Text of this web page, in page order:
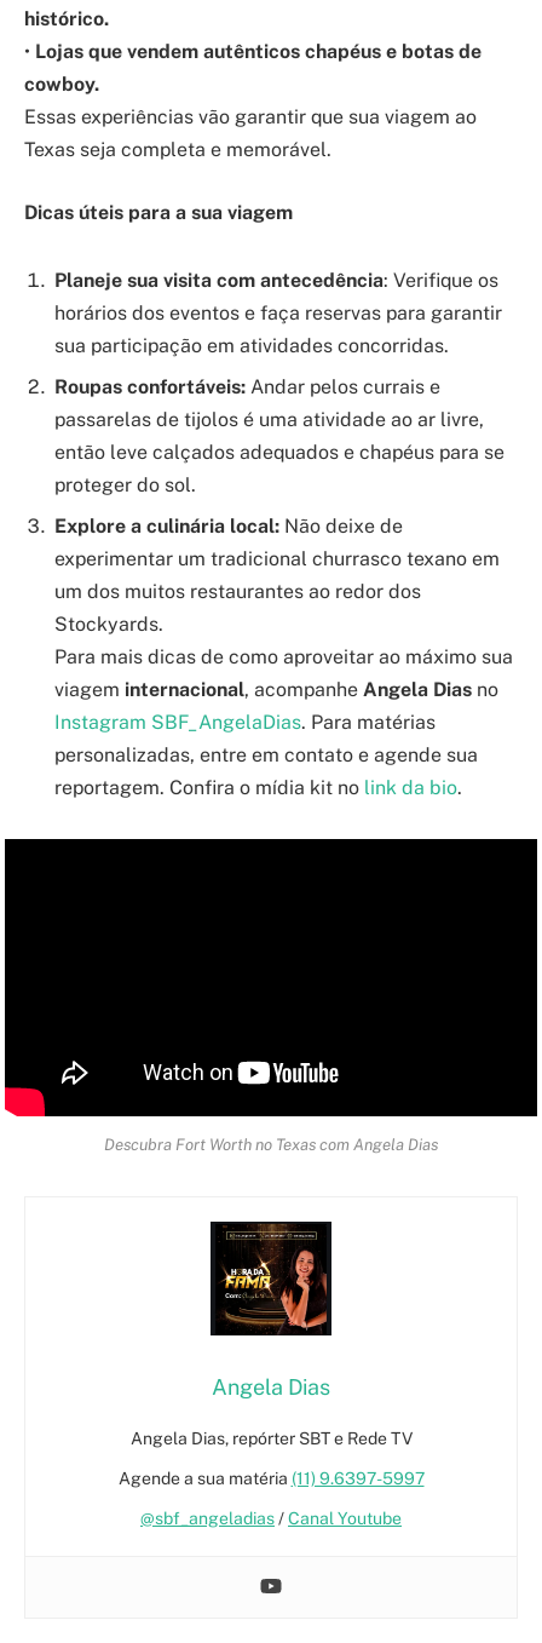
histórico.
• Lojas que vendem autênticos chapéus e botas de
cowboy.
Essas experiências vão garantir que sua viagem ao
Texas seja completa e memorável.
Dicas úteis para a sua viagem
Planeje sua visita com antecedência: Verifique os
horários dos eventos e faça reservas para garantir
sua participação em atividades concorridas.
Roupas confortáveis: Andar pelos currais e
passarelas de tijolos é uma atividade ao ar livre,
então leve calçados adequados e chapéus para se
proteger do sol.
Explore a culinária local: Não deixe de
experimentar um tradicional churrasco texano em
um dos muitos restaurantes ao redor dos
Stockyards.
Para mais dicas de como aproveitar ao máximo sua
viagem internacional, acompanhe Angela Dias no
Instagram SBF_AngelaDias. Para matérias
personalizadas, entre em contato e agende sua
reportagem. Confira o mídia kit no link da bio.
Descubra Fort Worth no Texas com Angela Dias
Angela Dias
Angela Dias, repórter SBT e Rede TV
Agende a sua matéria (11) 9.6397-5997
@sbf_angeladias/Canal Youtube